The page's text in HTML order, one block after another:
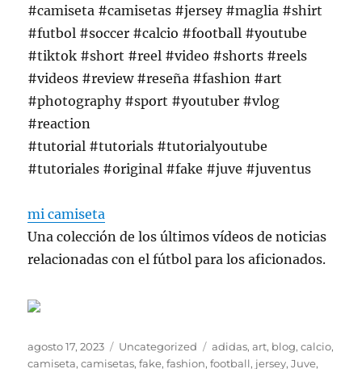
#camiseta #camisetas #jersey #maglia #shirt
#futbol #soccer #calcio #football #youtube
#tiktok #short #reel #video #shorts #reels
#videos #review #reseña #fashion #art
#photography #sport #youtuber #vlog
#reaction
#tutorial #tutorials #tutorialyoutube
#tutoriales #original #fake #juve #juventus
mi camiseta
Una colección de los últimos vídeos de noticias
relacionadas con el fútbol para los aficionados.
Publicado
el
agosto 17, 2023 Categorías
Uncategorized Etiquetas
adidas,art, blog,calcio,
camiseta,camisetas,fake,fashion,football, jersey,Juve,